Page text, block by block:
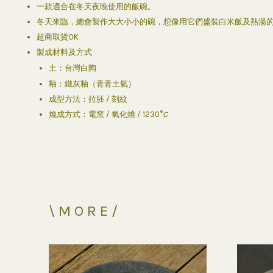
一款適合在冬天夜晚使用的飯碗。
冬天來臨，總會製作大大小小的碗，想像用它們盛裝白米飯及熱湯
超商取貨OK
製成材料及方式
土：台灣白陶
釉：鐵灰釉（青青土氣）
成型方法：拉胚 / 刻紋
燒成方式：電窯 / 氧化燒 / 1230°C
\ M O R E /